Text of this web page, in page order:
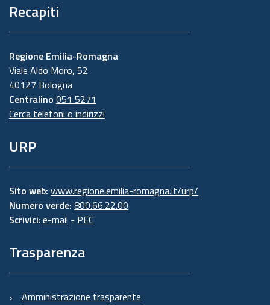
Recapiti
Regione Emilia-Romagna
Viale Aldo Moro, 52
40127 Bologna
Centralino 051 5271
Cerca telefoni o indirizzi
URP
Sito web: www.regione.emilia-romagna.it/urp/
Numero verde: 800.66.22.00
Scrivici: e-mail - PEC
Trasparenza
Amministrazione trasparente